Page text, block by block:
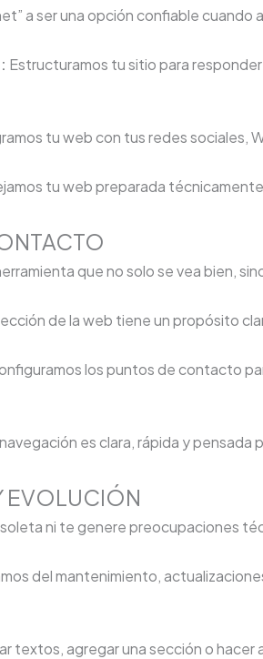
a ser una opción confiable
Estructuramos tu sitio para
tu web con tus redes sociales,
tu web preparada
que no solo se vea bien,
de la web tiene un propósito
los puntos de contacto
es clara, rápida y
EVOLUCIÓN
ni te genere preocupaciones
del mantenimiento,
textos, agregar una sección o